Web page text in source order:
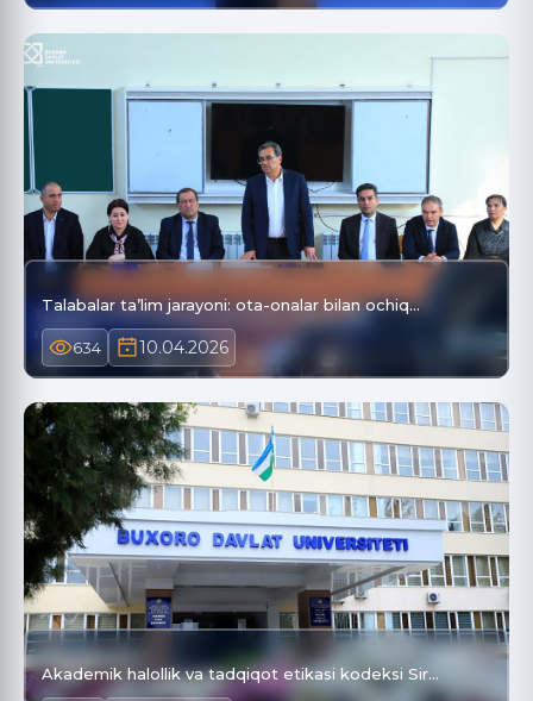
Talabalar ta’lim jarayoni: ota-onalar bilan ochiq…
634 10.04.2026
Akademik halollik va tadqiqot etikasi kodeksi Sir…